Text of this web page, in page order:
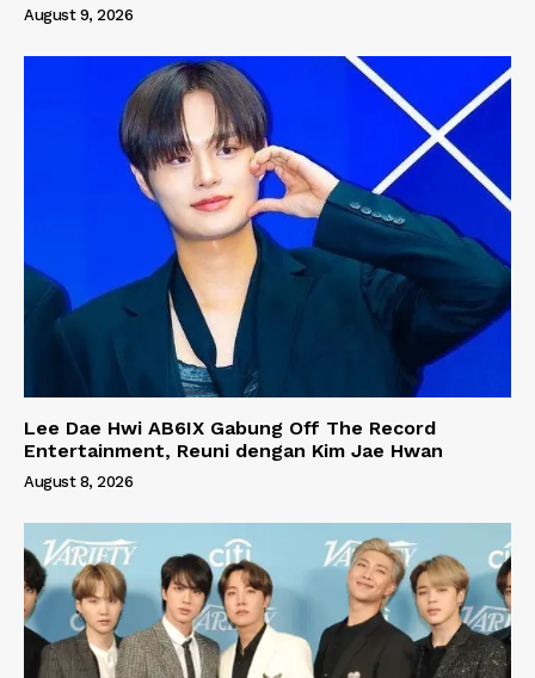
August 9, 2026
Lee Dae Hwi AB6IX Gabung Off The Record
Entertainment, Reuni dengan Kim Jae Hwan
August 8, 2026